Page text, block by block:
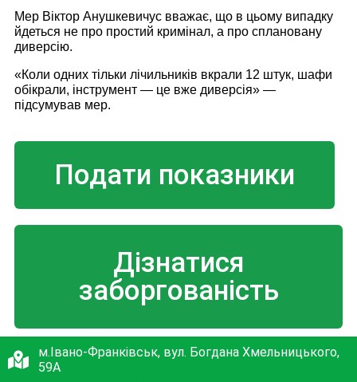
Мер Віктор Анушкевичус вважає, що в цьому випадку
йдеться не про простий кримінал, а про сплановану
диверсію.
«Коли одних тільки лічильників вкрали 12 штук, шафи
обікрали, інструмент — це вже диверсія» —
підсумував мер.
Подати показники
Дізнатися
заборгованість
м.Івано-Франківськ, вул. Богдана Хмельницького,
59А